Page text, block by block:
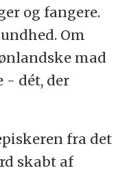
og fangere.
Om
mad
dét, der
fra det
skabt af